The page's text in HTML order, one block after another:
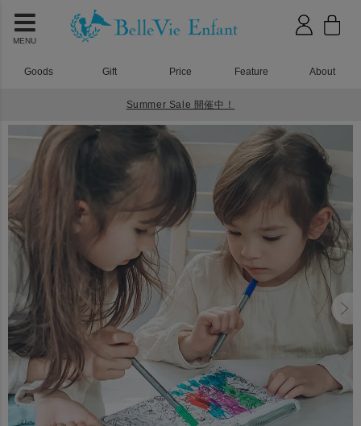
MENU
Goods Gift Price Feature About
Summer Sale 開催中！
イートスリープドゥードル ペンケース eatsleepdoodle pencase